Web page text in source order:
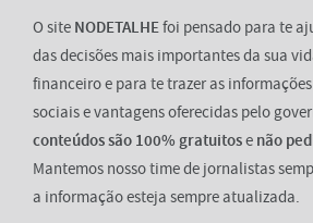
O site NODETALHEfoi pensado para te
das decisões mais importantes da sua
financeiro e para te trazer as
sociais e vantagens oferecidas pelo
conteúdos são 100% gratuitose não
Mantemos nosso time de jornalistas
a informação esteja sempre atualizada.